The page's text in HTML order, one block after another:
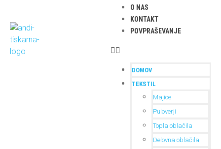
O NAS
KONTAKT
POVPRAŠEVANJE
DOMOV
TEKSTIL
Majice
Puloverji
Topla oblačila
Delovna oblačila